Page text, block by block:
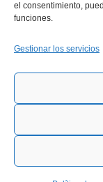
el consentimiento,
funciones.
Gestionar los servicios
DRª MARTA
QUIÉNES
Aviso legal
Política de